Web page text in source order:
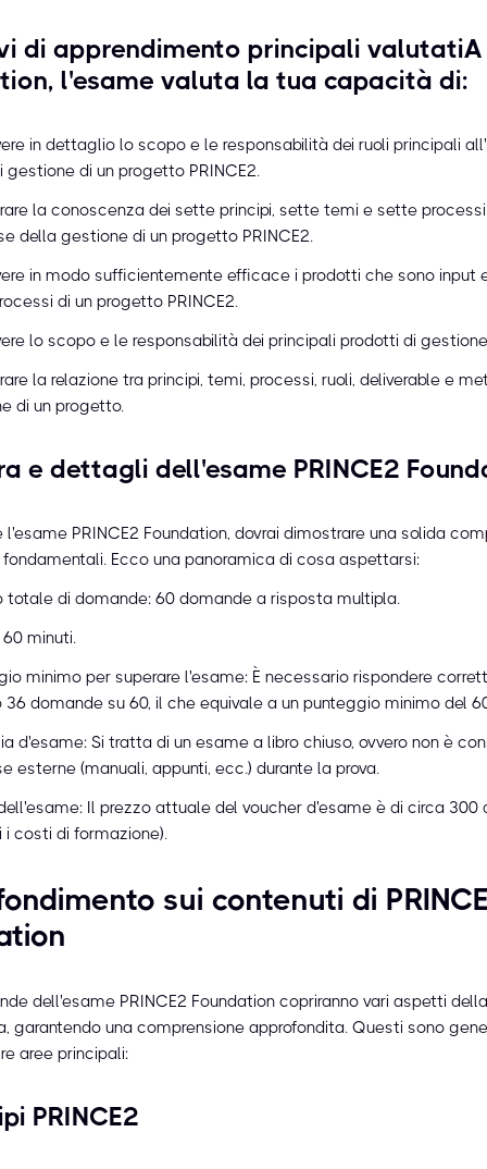
di apprendimento principali
l'esame valuta la tua capacità di:
in dettaglio lo scopo e le responsabilità dei ruoli principali
gestione di un progetto PRINCE2.
la conoscenza dei sette principi, sette temi e sette
della gestione di un progetto PRINCE2.
in modo sufficientemente efficace i prodotti che sono input
di un progetto PRINCE2.
lo scopo e le responsabilità dei principali prodotti di
la relazione tra principi, temi, processi, ruoli, deliverable e
di un progetto.
e dettagli dell'esame PRINCE2
l'esame PRINCE2 Foundation, dovrai dimostrare una solida
Ecco una panoramica di cosa aspettarsi:
totale di domande: 60 domande a risposta multipla.
minuti.
minimo per superare l'esame: È necessario rispondere
36 domande su 60, il che equivale a un punteggio minimo del
d'esame: Si tratta di un esame a libro chiuso, ovvero non è
esterne (manuali, appunti, ecc.) durante la prova.
Il prezzo attuale del voucher d'esame è di circa 300
i costi di formazione).
sui contenuti di
dell'esame PRINCE2 Foundation copriranno vari aspetti della
garantendo una comprensione approfondita. Questi sono
aree principali:
PRINCE2